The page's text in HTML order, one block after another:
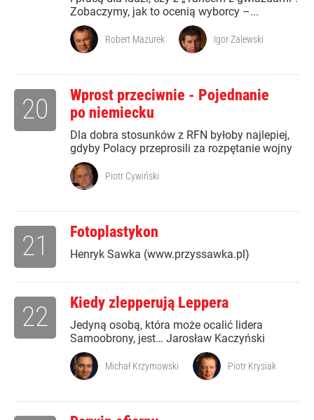
Zobaczymy, jak to ocenią wyborcy –...
Robert Mazurek Igor Zalewski
Wprost przeciwnie - Pojednanie
po niemiecku
Dla dobra stosunków z RFN byłoby najlepiej,
gdyby Polacy przeprosili za rozpętanie wojny
20
Piotr Cywiński
Fotoplastykon
Henryk Sawka (www.przyssawka.pl)
21
Kiedy zlepperują Leppera
Jedyną osobą, która może ocalić lidera
Samoobrony, jest… Jarosław Kaczyński
22
Michał Krzymowski Piotr Krysiak